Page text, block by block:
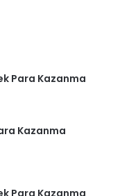
Para Kazanma
Kazanma